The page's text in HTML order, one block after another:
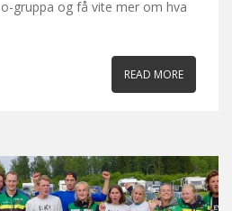
gruppa og få vite mer om hva
READ MORE